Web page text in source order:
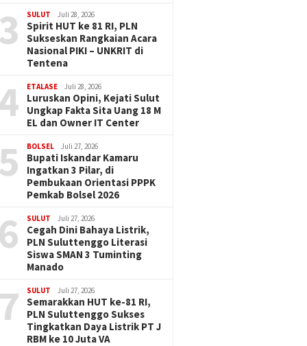
SULUT Juli 28, 2026
Spirit HUT ke 81 RI, PLN
Sukseskan Rangkaian Acara
Nasional PIKI – UNKRIT di
Tentena
ETALASE Juli 28, 2026
Luruskan Opini, Kejati Sulut
Ungkap Fakta Sita Uang 18 M
EL dan Owner IT Center
BOLSEL Juli 27, 2026
Bupati Iskandar Kamaru
Ingatkan 3 Pilar, di
Pembukaan Orientasi PPPK
Pemkab Bolsel 2026
SULUT Juli 27, 2026
Cegah Dini Bahaya Listrik,
PLN Suluttenggo Literasi
Siswa SMAN 3 Tuminting
Manado
SULUT Juli 27, 2026
Semarakkan HUT ke-81 RI,
PLN Suluttenggo Sukses
Tingkatkan Daya Listrik PT J
RBM ke 10 Juta VA